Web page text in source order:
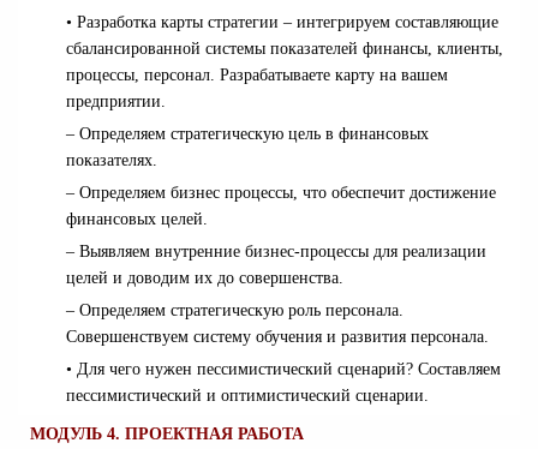
• Разработка карты стратегии – интегрируем составляющие
сбалансированной системы показателей финансы, клиенты,
процессы, персонал. Разрабатываете карту на вашем
предприятии.
– Определяем стратегическую цель в финансовых
показателях.
– Определяем бизнес процессы, что обеспечит достижение
финансовых целей.
– Выявляем внутренние бизнес-процессы для реализации
целей и доводим их до совершенства.
– Определяем стратегическую роль персонала.
Совершенствуем систему обучения и развития персонала.
• Для чего нужен пессимистический сценарий? Составляем
пессимистический и оптимистический сценарии.
МОДУЛЬ 4. ПРОЕКТНАЯ РАБОТА